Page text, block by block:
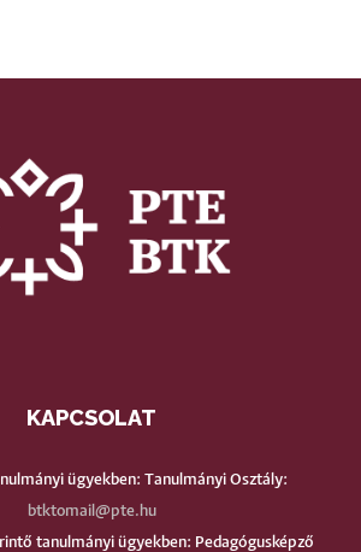
KAPCSOLAT
ügyekben: Tanulmányi Osztály:
btktomail@pte.hu
tanulmányi ügyekben: Pedagógusképző